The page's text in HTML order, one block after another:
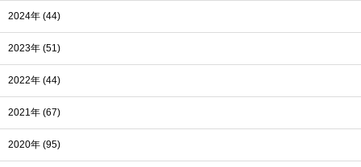
2024年 (44)
2023年 (51)
2022年 (44)
2021年 (67)
2020年 (95)